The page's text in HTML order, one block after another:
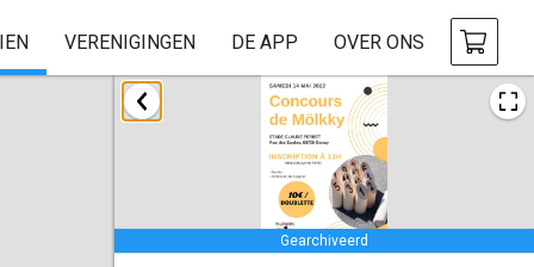
VERENIGINGEN DE APP OVER ONS
Gearchiveerd
januari 2022
GEANNULEERD
Tournoi Mixte ASPTTOM
22 jan. 2022|Frankrijk
KKS Halli Duppeli